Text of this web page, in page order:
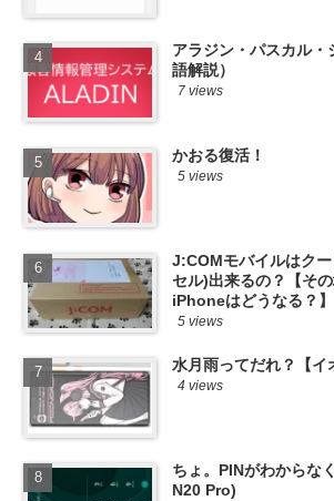
アラジン・パスカル・
語解説）
7 views
かおる復活！
5 views
J:COMモバイルはク
セル)出来るの？【そ
iPhoneはどうなる？】
5 views
水月雨ってだれ？【イ
4 views
ちょ。PINがわからな
N20 Pro)